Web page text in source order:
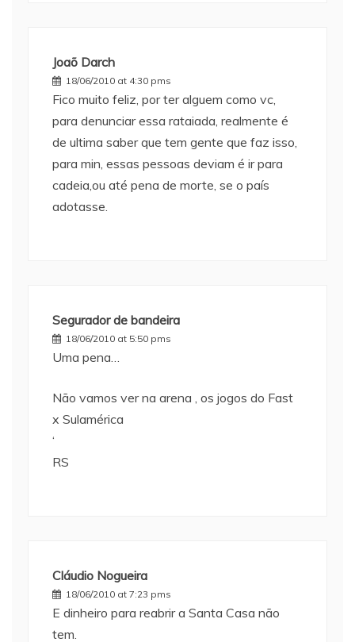
Joaõ Darch
18/06/2010 at 4:30 pms
Fico muito feliz, por ter alguem como vc,
para denunciar essa rataiada, realmente é
de ultima saber que tem gente que faz isso,
para min, essas pessoas deviam é ir para
cadeia,ou até pena de morte, se o país
adotasse.
Segurador de bandeira
18/06/2010 at 5:50 pms
Uma pena…
Não vamos ver na arena , os jogos do Fast
x Sulamérica
‘
RS
Cláudio Nogueira
18/06/2010 at 7:23 pms
E dinheiro para reabrir a Santa Casa não
tem.